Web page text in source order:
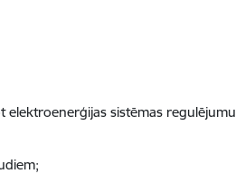
sistēmas regulējumu